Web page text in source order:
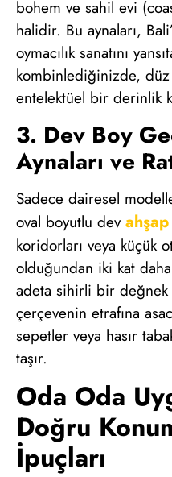
bohem ve sahil evi
halidir. Bu aynaları,
oymacılık sanatını
kombinlediğinizde, düz
entelektüel bir derinlik
3. Dev Boy
Aynaları ve
Sadece dairesel
oval boyutlu dev
koridorları veya küçük
olduğundan iki kat
adeta sihirli bir
çerçevenin etrafına
sepetler veya hasır
taşır.
Oda Oda
Doğru
İpuçları